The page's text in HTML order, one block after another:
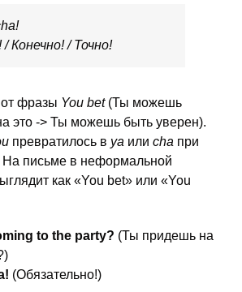
Конечно! / Точно!
фразы You bet(Ты можешь
это -> Ты можешь быть уверен).
превратилось в ya или cha при
На письме в неформальной
как «You bet» или «You
to the party? (Ты придешь на
(Обязательно!)